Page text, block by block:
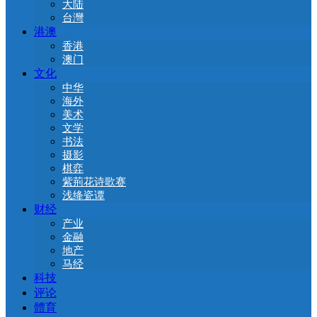
大陆
台灣
港澳
香港
澳门
文化
中华
海外
美术
文学
书法
摄影
棋弈
紫荊花诗歌赛
浅绛瓷谭
财经
产业
金融
地产
马经
科技
评论
體育